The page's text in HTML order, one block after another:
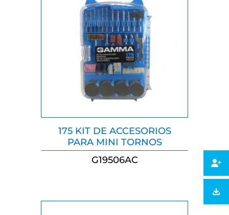
175 KIT DE ACCESORIOS
PARA MINI TORNOS
G19506AC